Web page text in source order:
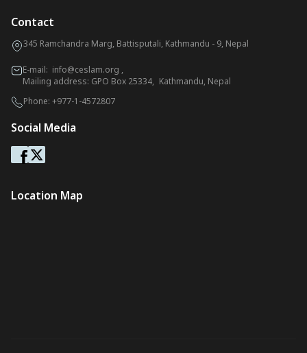
Contact
345 Ramchandra Marg, Battisputali, Kathmandu - 9, Nepal
E-mail: info@ceslam.org ,
Mailing address: GPO Box 25334, Kathmandu, Nepal
Phone: +977-1-4572807
Social Media
Location Map